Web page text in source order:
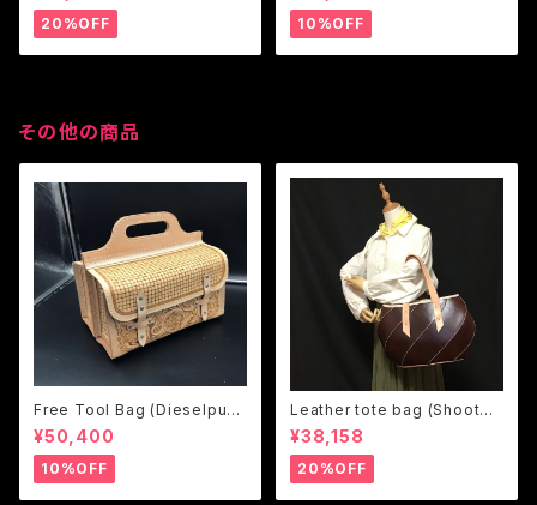
20%OFF 10%OFF
その他の商品
Free Tool Bag (Dieselpunk
design）
¥50,400
10%OFF
Leather tote bag (Shooter1
3 change the design)
¥38,158
20%OFF